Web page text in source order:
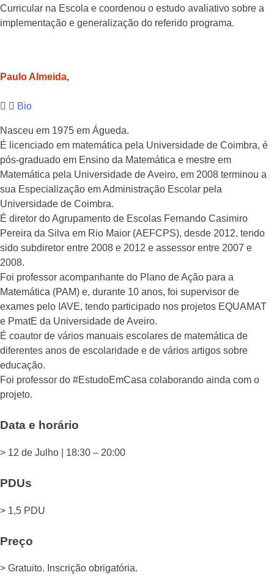
Curricular na Escola e coordenou o estudo avaliativo sobre a
implementação e generalização do referido programa.
Paulo Almeida,
Bio
Nasceu em 1975 em Águeda.
É licenciado em matemática pela Universidade de Coimbra, é
pós-graduado em Ensino da Matemática e mestre em
Matemática pela Universidade de Aveiro, em 2008 terminou a
sua Especialização em Administração Escolar pela
Universidade de Coimbra.
É diretor do Agrupamento de Escolas Fernando Casimiro
Pereira da Silva em Rio Maior (AEFCPS), desde 2012, tendo
sido subdiretor entre 2008 e 2012 e assessor entre 2007 e
2008.
Foi professor acompanhante do Plano de Ação para a
Matemática (PAM) e, durante 10 anos, foi supervisor de
exames pelo IAVE, tendo participado nos projetos EQUAMAT
e PmatE da Universidade de Aveiro.
É coautor de vários manuais escolares de matemática de
diferentes anos de escolaridade e de vários artigos sobre
educação.
Foi professor do #EstudoEmCasa colaborando ainda com o
projeto.
Data e horário
> 12 de Julho | 18:30 – 20:00
PDUs
> 1,5 PDU
Preço
> Gratuito. Inscrição obrigatória.